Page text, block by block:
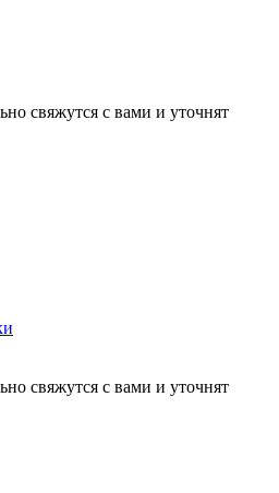
свяжутся с вами и уточнят
свяжутся с вами и уточнят